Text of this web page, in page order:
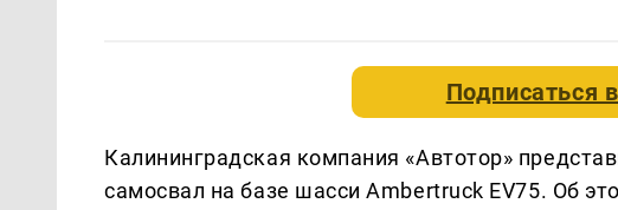
Подписаться
Калининградская компания «Автотор»
самосвал на базе шасси Ambertruck EV75. Об